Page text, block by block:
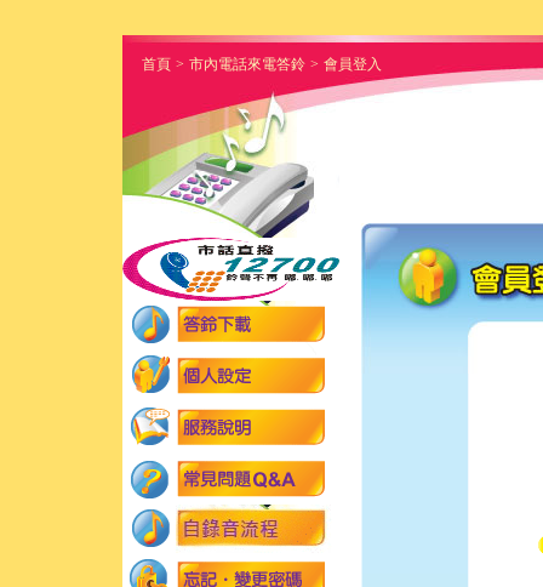
首頁 > 市內電話來電答鈴 > 會員登入